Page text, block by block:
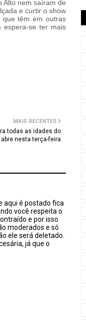
Alto nem saíram de
e curtir o show
que têm em outras
espera-se ter mais
MAIS RECENTES
todas as idades do
nesta terça-feira
aqui é postado fica
você respeita o
e por isso
moderados e só
ele será deletado.
já que o